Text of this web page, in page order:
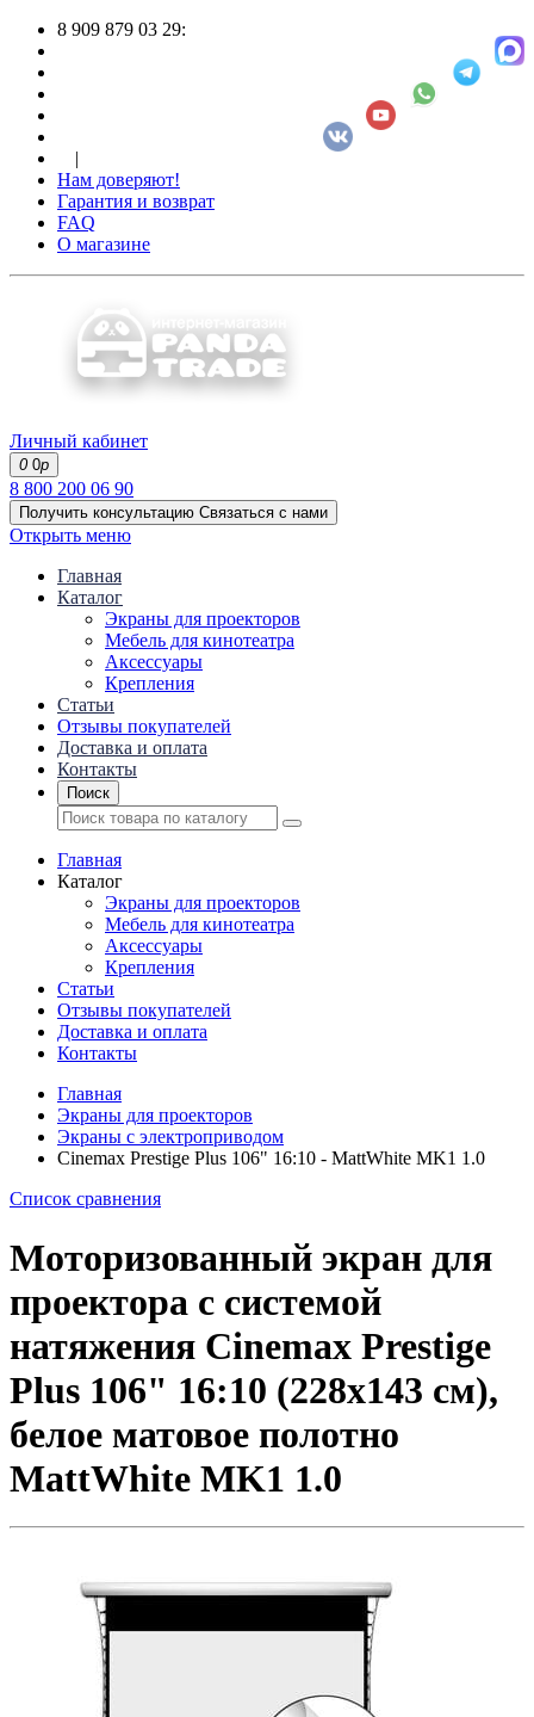
8 909 879 03 29:
|
Нам доверяют!
Гарантия и возврат
FAQ
О магазине
Личный кабинет
0 0р
8 800 200 06 90
Получить консультацию Связаться с нами
Открыть меню
Главная
Каталог
Экраны для проекторов
Mебель для кинотеатра
Аксессуары
Крепления
Статьи
Отзывы покупателей
Доставка и оплата
Контакты
Поиск
Главная
Каталог
Экраны для проекторов
Mебель для кинотеатра
Аксессуары
Крепления
Статьи
Отзывы покупателей
Доставка и оплата
Контакты
Главная
Экраны для проекторов
Экраны с электроприводом
Cinemax Prestige Plus 106" 16:10 - MattWhite MK1 1.0
Список сравнения
Моторизованный экран для
проектора с системой
натяжения Cinemax Prestige
Plus 106" 16:10 (228x143 см),
белое матовое полотно
MattWhite MK1 1.0